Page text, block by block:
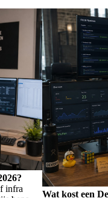
infra
Wat kost een